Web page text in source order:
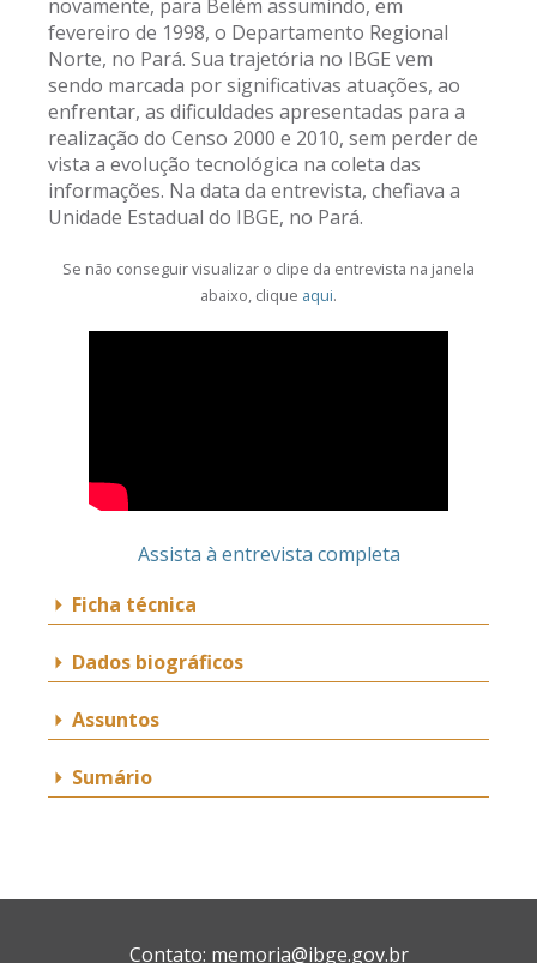
novamente, para Belém assumindo, em
fevereiro de 1998, o Departamento Regional
Norte, no Pará. Sua trajetória no IBGE vem
sendo marcada por significativas atuações, ao
enfrentar, as dificuldades apresentadas para a
realização do Censo 2000 e 2010, sem perder de
vista a evolução tecnológica na coleta das
informações. Na data da entrevista, chefiava a
Unidade Estadual do IBGE, no Pará.
Se não conseguir visualizar o clipe da entrevista na janela
abaixo, clique aqui.
Assista à entrevista completa
Ficha técnica
Dados biográficos
Assuntos
Sumário
Contato: memoria@ibge.gov.br